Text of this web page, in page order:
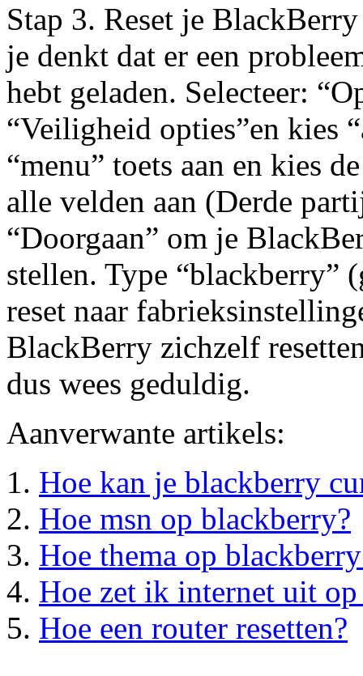
Stap 3. Reset je
je denkt dat er een
hebt geladen. Selecteer:
“Veiligheid opties”en kies
“menu” toets aan en kies
alle velden aan (Derde
“Doorgaan” om je
stellen. Type “blackberry”
reset naar
BlackBerry zichzelf
dus wees geduldig.
Aanverwante artikels:
Hoe kan je blackberry
Hoe msn op blackberry?
Hoe thema op
Hoe zet ik internet uit
Hoe een router resetten?